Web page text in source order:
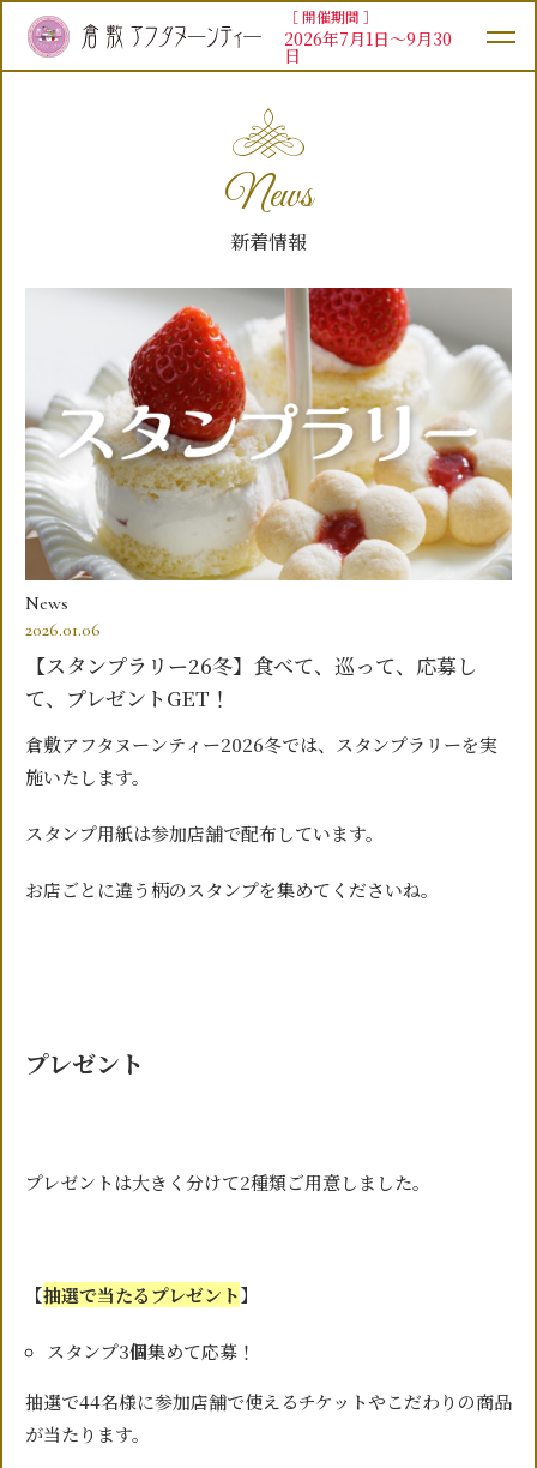
［ 開催期間 ］
2026年7月1日～9月30
日
News
新着情報
News
2026.01.06
【スタンプラリー26冬】食べて、巡って、応募し
て、プレゼントGET！
倉敷アフタヌーンティー2026冬では、スタンプラリーを実
施いたします。
スタンプ用紙は参加店舗で配布しています。
お店ごとに違う柄のスタンプを集めてくださいね。
プレゼント
プレゼントは大きく分けて2種類ご用意しました。
【抽選で当たるプレゼント】
スタンプ3個集めて応募！
抽選で44名様に参加店舗で使えるチケットやこだわりの商品
が当たります。